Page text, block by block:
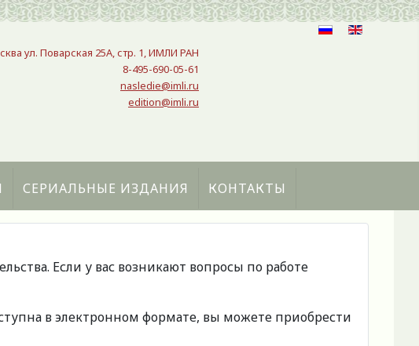
ул. Поварская 25A, стр. 1, ИМЛИ РАН
8-495-690-05-61
nasledie@imli.ru
edition@imli.ru
СЕРИАЛЬНЫЕ ИЗДАНИЯ КОНТАКТЫ
Если у вас возникают вопросы по работе
в электронном формате, вы можете приобрести